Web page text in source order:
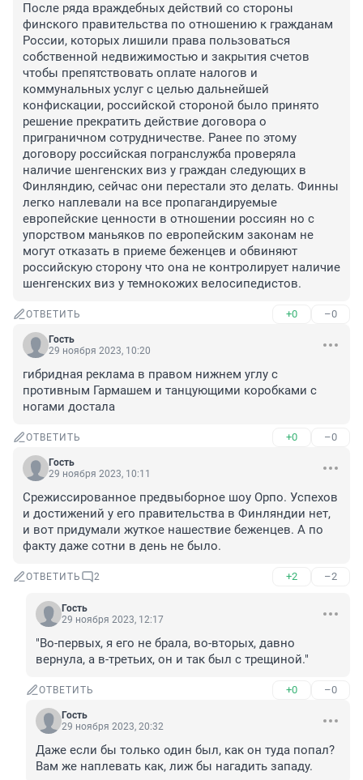
После ряда враждебных действий со стороны
финского правительства по отношению к гражданам
России, которых лишили права пользоваться
собственной недвижимостью и закрытия счетов
чтобы препятствовать оплате налогов и
коммунальных услуг с целью дальнейшей
конфискации, российской стороной было принято
решение прекратить действие договора о
приграничном сотрудничестве. Ранее по этому
договору российская погранслужба проверяла
наличие шенгенских виз у граждан следующих в
Финляндию, сейчас они перестали это делать. Финны
легко наплевали на все пропагандируемые
европейские ценности в отношении россиян но с
упорством маньяков по европейским законам не
могут отказать в приеме беженцев и обвиняют
российскую сторону что она не контролирует наличие
шенгенских виз у темнокожих велосипедистов.
ОТВЕТИТЬ +0 –0
Гость
29 ноября 2023, 10:20
гибридная реклама в правом нижнем углу с
противным Гармашем и танцующими коробками с
ногами достала
ОТВЕТИТЬ +0 –0
Гость
29 ноября 2023, 10:11
Срежиссированное предвыборное шоу Орпо. Успехов
и достижений у его правительства в Финляндии нет,
и вот придумали жуткое нашествие беженцев. А по
факту даже сотни в день не было.
ОТВЕТИТЬ 2 +2 –2
Гость
29 ноября 2023, 12:17
"Во-первых, я его не брала, во-вторых, давно
вернула, а в-третьих, он и так был с трещиной."
ОТВЕТИТЬ +0 –0
Гость
29 ноября 2023, 20:32
Даже если бы только один был, как он туда попал?
Вам же наплевать как, лиж бы нагадить западу.